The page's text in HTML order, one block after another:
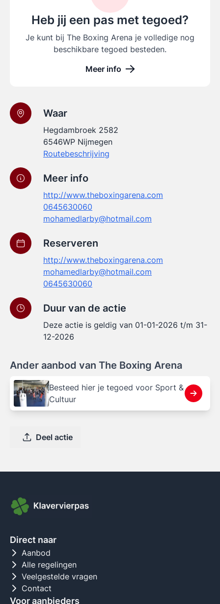
Heb jij een pas met tegoed?
Je kunt bij The Boxing Arena je volledige nog
beschikbare tegoed besteden.
Meer info
Waar
Hegdambroek 2582
6546WP Nijmegen
Routebeschrijving
Meer info
http://www.theboxingarena.com
0645630060
mohamedlarby@hotmail.com
Reserveren
http://www.theboxingarena.com
mohamedlarby@hotmail.com
0645630060
Duur van de actie
Deze actie is geldig van 01-01-2026 t/m 31-
12-2026
Ander aanbod van The Boxing Arena
Besteed hier je tegoed voor Sport &
Cultuur
Deel actie
Direct naar
Aanbod
Alle regelingen
Veelgestelde vragen
Contact
Voor aanbieders